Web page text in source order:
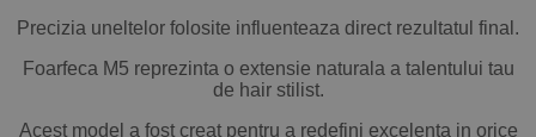
Precizia uneltelor folosite influenteaza direct rezultatul final.
Foarfeca M5 reprezinta o extensie naturala a talentului tau
de hair stilist.
Acest model a fost creat pentru a redefini excelenta in orice